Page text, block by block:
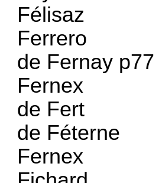
Félisaz
Ferrero
de Fernay p77
Fernex
de Fert
de Féterne
Fernex